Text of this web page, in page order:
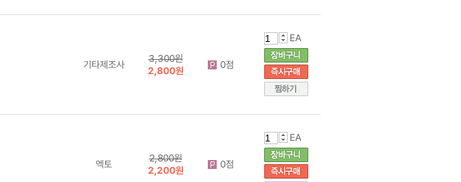
기타제조사
3,300원
2,800원
0점
EA
엑토
2,800원
2,200원
0점
EA